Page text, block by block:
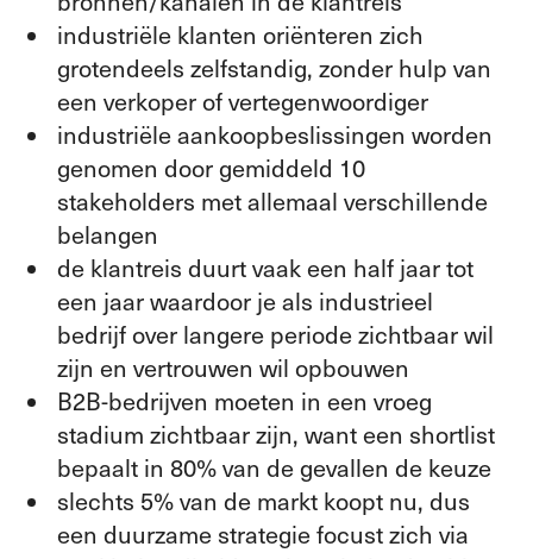
industriële klanten oriënteren zich
grotendeels zelfstandig, zonder hulp van
een verkoper of vertegenwoordiger
industriële aankoopbeslissingen worden
genomen door gemiddeld 10
stakeholders met allemaal verschillende
belangen
de klantreis duurt vaak een half jaar tot
een jaar waardoor je als industrieel
bedrijf over langere periode zichtbaar wil
zijn en vertrouwen wil opbouwen
B2B-bedrijven moeten in een vroeg
stadium zichtbaar zijn, want een shortlist
bepaalt in 80% van de gevallen de keuze
slechts 5% van de markt koopt nu, dus
een duurzame strategie focust zich via